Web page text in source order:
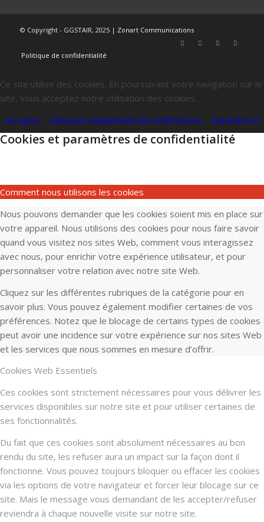
© Copyright - GGSTAIR, 2025 | Zonart Communications
Politique de confidentialité
Ce site utilise des cookies. En poursuivant votre navigation sur le
site, vous acceptez notre utilisation des cookies.
Accepter
Masquer uniquement les notifications Paramètres
Cookies et paramètres de confidentialité
Comment nous utilisons les cookies
Nous pouvons demander que les cookies soient mis en place sur
votre appareil. Nous utilisons des cookies pour nous faire savoir
quand vous visitez nos sites Web, comment vous interagissez
avec nous, pour enrichir votre expérience utilisateur, et pour
personnaliser votre relation avec notre site Web.
Cliquez sur les différentes rubriques de la catégorie pour en
savoir plus. Vous pouvez également modifier certaines de vos
préférences. Notez que le blocage de certains types de cookies
peut avoir une incidence sur votre expérience sur nos sites Web
et les services que nous sommes en mesure d’offrir.
Cookies Web Essentiels
Ces cookies sont strictement nécessaires pour vous délivrer les
services disponibles sur notre site et pour utiliser certaines de
ses fonctionnalités.
Du fait que ces cookies sont absolument nécessaires au bon
rendu du site, les refuser aura un impact sur la façon dont il
fonctionne. Vous pouvez toujours bloquer ou effacer les cookies
via les options de votre navigateur et forcer leur blocage sur ce
site. Mais le message vous demandant de les accepter/refuser
reviendra à chaque nouvelle visite sur notre site.